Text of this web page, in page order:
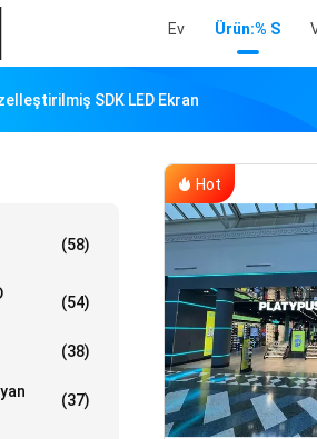
Ev Ürün:% S
SDK LED Ekran
(58)
(54)
(38)
(37)
Hot